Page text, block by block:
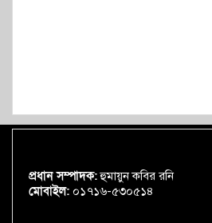
প্রধান সম্পাদক:হুমায়ুন কবির রনি
মোবাইল: ০১৭১৬-৫৩০৫১৪